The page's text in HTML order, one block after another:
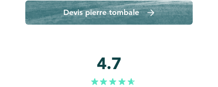
Devis pierre tombale
4.7